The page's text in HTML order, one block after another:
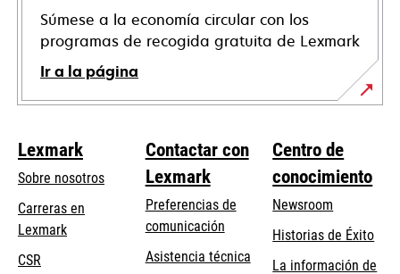
Súmese a la economía circular con los
programas de recogida gratuita de Lexmark
Ir a la página
Lexmark
Sobre nosotros
Carreras en
Lexmark
CSR
Contactar con
Lexmark
Preferencias de
comunicación
se
Asistencia técnicase
Centro de
conocimiento
Newsroom
Historias de Éxito
La información de